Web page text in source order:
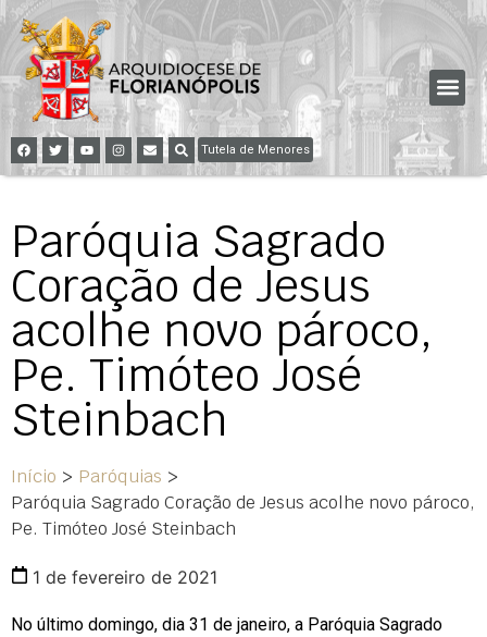
Tutela de Menores
Paróquia Sagrado
Coração de Jesus
acolhe novo pároco,
Pe. Timóteo José
Steinbach
Início > Paróquias >
Paróquia Sagrado Coração de Jesus acolhe novo pároco,
Pe. Timóteo José Steinbach
1 de fevereiro de 2021
No último domingo, dia 31 de janeiro, a Paróquia Sagrado